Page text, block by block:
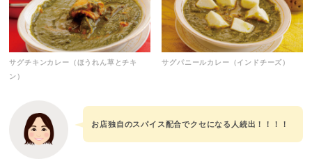
サグチキンカレー（ほうれん草とチキ
ン）
サグパニールカレー（インドチーズ）
お店独自のスパイス配合でクセになる人続出！！！！